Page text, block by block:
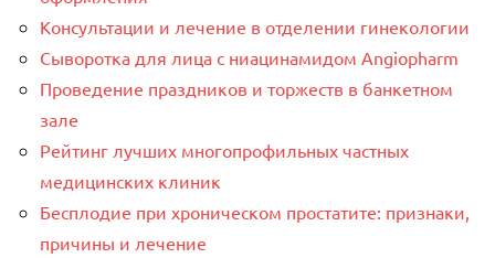
Консультации и лечение в отделении гинекологии
Сыворотка для лица с ниацинамидом Angiopharm
Проведение праздников и торжеств в банкетном
зале
Рейтинг лучших многопрофильных частных
медицинских клиник
Бесплодие при хроническом простатите: признаки,
причины и лечение